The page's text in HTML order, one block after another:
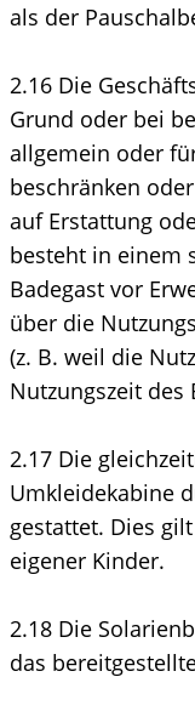
als der
2.16 Die
Grund oder bei
allgemein oder
beschränken
auf Erstattung
besteht in einem
Badegast vor
über die
(z. B. weil die
Nutzungszeit des
2.17 Die
Umkleidekabine
gestattet. Dies
eigener Kinder.
2.18 Die
das